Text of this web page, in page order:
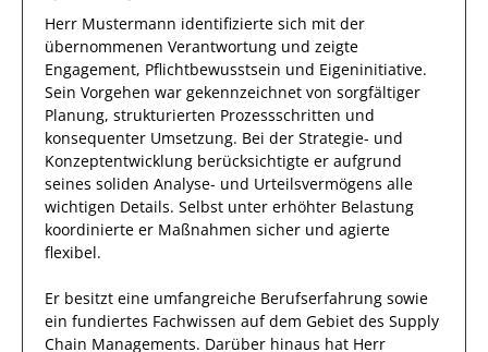
Herr Mustermann identifizierte sich mit der
übernommenen Verantwortung und zeigte
Engagement, Pflichtbewusstsein und Eigeninitiative.
Sein Vorgehen war gekennzeichnet von sorgfältiger
Planung, strukturierten Prozessschritten und
konsequenter Umsetzung. Bei der Strategie- und
Konzeptentwicklung berücksichtigte er aufgrund
seines soliden Analyse- und Urteilsvermögens alle
wichtigen Details. Selbst unter erhöhter Belastung
koordinierte er Maßnahmen sicher und agierte
flexibel.
Er besitzt eine umfangreiche Berufserfahrung sowie
ein fundiertes Fachwissen auf dem Gebiet des Supply
Chain Managements. Darüber hinaus hat Herr